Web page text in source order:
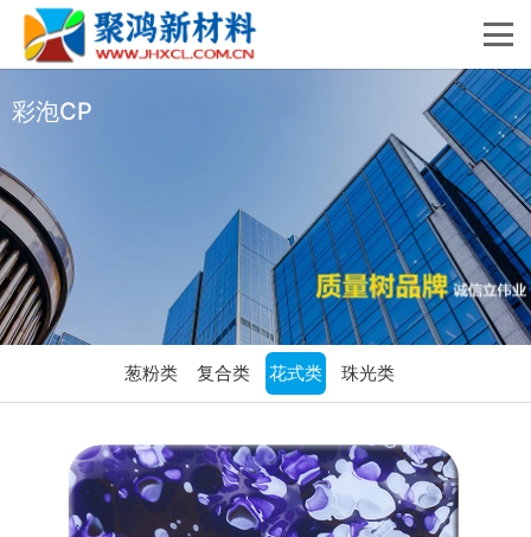
彩泡CP
葱粉类 复合类 花式类 珠光类